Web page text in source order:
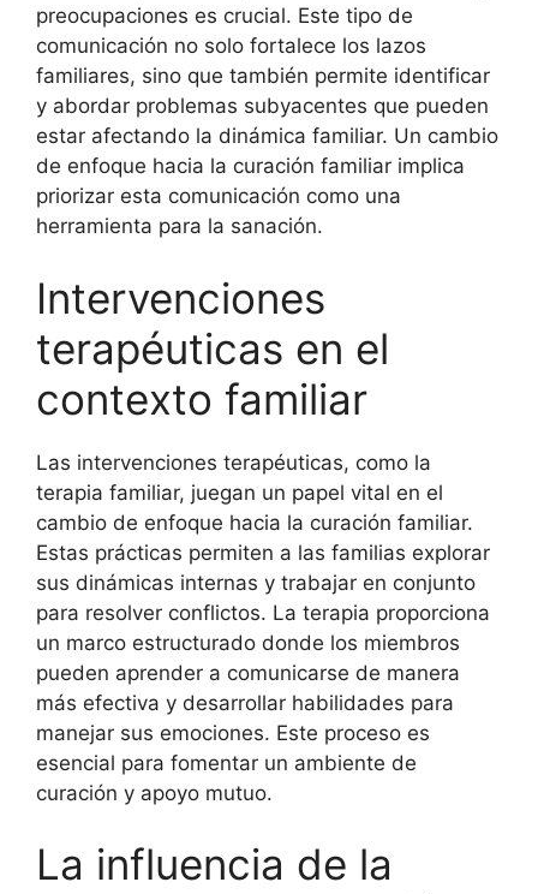
preocupaciones es crucial. Este tipo de
comunicación no solo fortalece los lazos
familiares, sino que también permite identificar
y abordar problemas subyacentes que pueden
estar afectando la dinámica familiar. Un cambio
de enfoque hacia la curación familiar implica
priorizar esta comunicación como una
herramienta para la sanación.
Intervenciones
terapéuticas en el
contexto familiar
Las intervenciones terapéuticas, como la
terapia familiar, juegan un papel vital en el
cambio de enfoque hacia la curación familiar.
Estas prácticas permiten a las familias explorar
sus dinámicas internas y trabajar en conjunto
para resolver conflictos. La terapia proporciona
un marco estructurado donde los miembros
pueden aprender a comunicarse de manera
más efectiva y desarrollar habilidades para
manejar sus emociones. Este proceso es
esencial para fomentar un ambiente de
curación y apoyo mutuo.
La influencia de la